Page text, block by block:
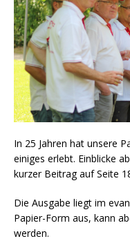
In 25 Jahren hat unsere
einiges erlebt. Einblicke
kurzer Beitrag auf Seite
Die Ausgabe liegt im
Papier-Form aus, kann
werden.